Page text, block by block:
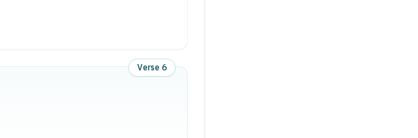
Verse 6